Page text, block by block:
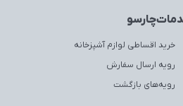
خرید اقساطی لوازم آشپزخانه
رویه ارسال سفارش
رویه‌های بازگشت